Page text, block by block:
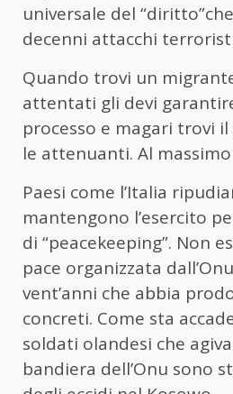
universale del
decenni attacchi
Quando trovi un
attentati gli devi
processo e magari trovi
le attenuanti. Al
Paesi come l’Italia
mantengono l’esercito
di “peacekeeping”. Non
pace organizzata
vent’anni che abbia
concreti. Come sta
soldati olandesi che
bandiera dell’Onu sono